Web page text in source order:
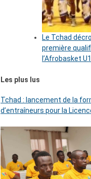
Le Tchad
première
l’Afrobasket
Les plus lus
Tchad : lancement de la
d’entraîneurs pour la